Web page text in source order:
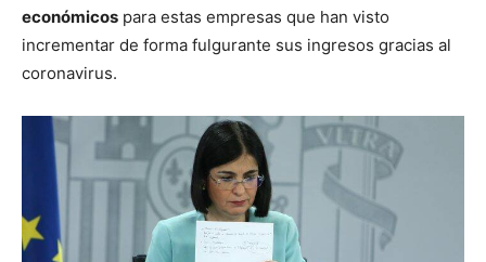
económicos para estas empresas que han visto
incrementar de forma fulgurante sus ingresos gracias al
coronavirus.